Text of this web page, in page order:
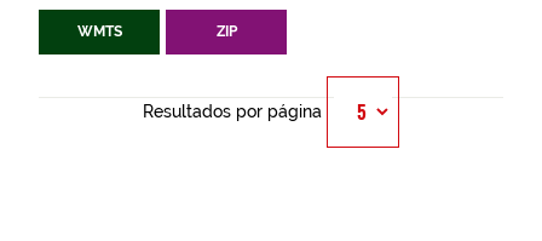
WMTS ZIP
Resultados por página